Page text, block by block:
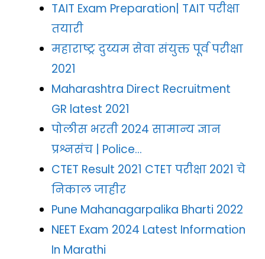
TAIT Exam Preparation| TAIT परीक्षा
तयारी
महाराष्ट्र दुय्यम सेवा संयुक्त पूर्व परीक्षा
2021
Maharashtra Direct Recruitment
GR latest 2021
पोलीस भरती 2024 सामान्य ज्ञान
प्रश्नसंच | Police…
CTET Result 2021 CTET परीक्षा 2021 चे
निकाल जाहीर
Pune Mahanagarpalika Bharti 2022
NEET Exam 2024 Latest Information
In Marathi